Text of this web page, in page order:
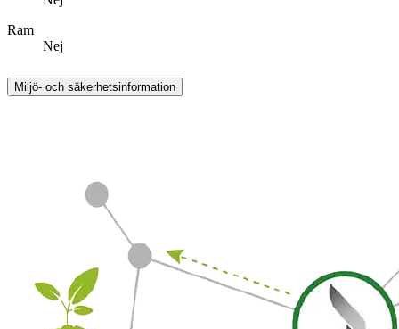
Ram
Nej
Miljö- och säkerhetsinformation